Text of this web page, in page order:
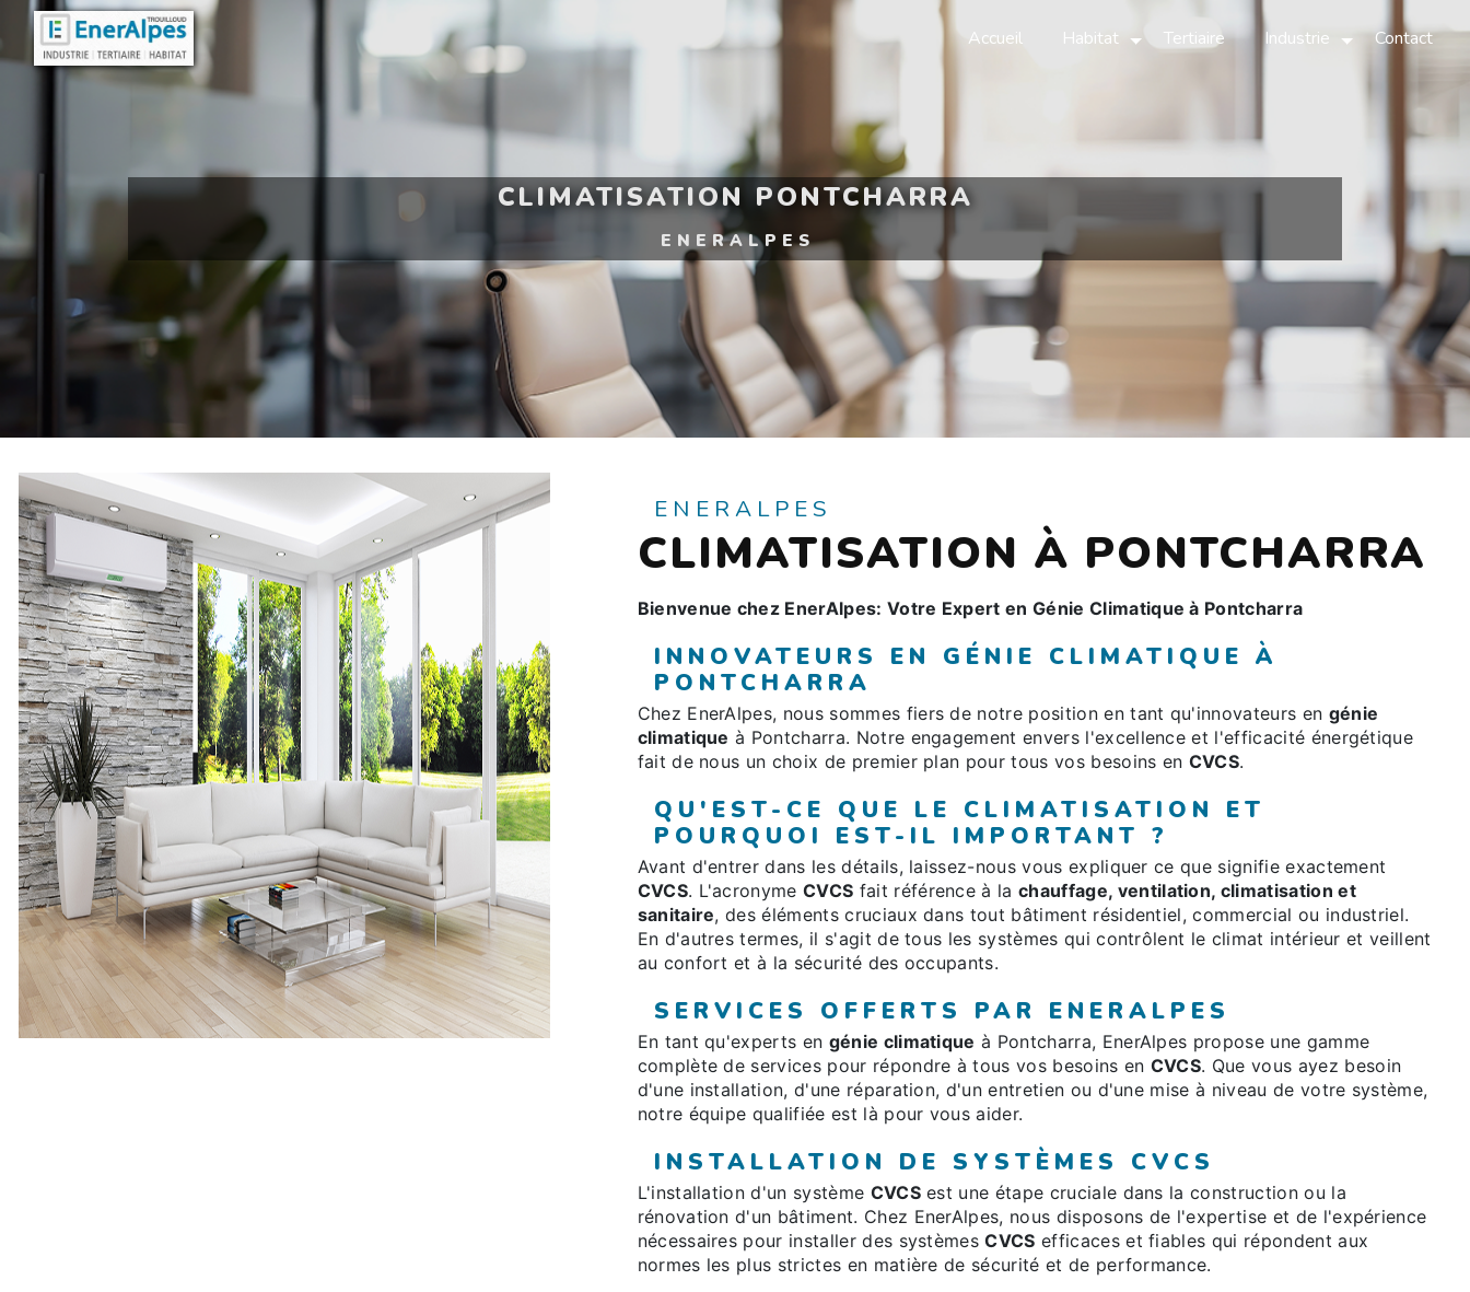
Accueil Habitat Tertiaire Industrie Contact
CLIMATISATION PONTCHARRA
ENERALPES
ENERALPES
CLIMATISATION À PONTCHARRA
Bienvenue chez EnerAlpes: Votre Expert en Génie Climatique à Pontcharra
INNOVATEURS EN GÉNIE CLIMATIQUE À
PONTCHARRA
Chez EnerAlpes, nous sommes fiers de notre position en tant qu'innovateurs en génie
climatique à Pontcharra. Notre engagement envers l'excellence et l'efficacité énergétique
fait de nous un choix de premier plan pour tous vos besoins en CVCS.
QU'EST-CE QUE LE CLIMATISATION ET
POURQUOI EST-IL IMPORTANT ?
Avant d'entrer dans les détails, laissez-nous vous expliquer ce que signifie exactement
CVCS. L'acronymeCVCS fait référence à lachauffage, ventilation, climatisation et
sanitaire, des éléments cruciaux dans tout bâtiment résidentiel, commercial ou industriel.
En d'autres termes, il s'agit de tous les systèmes qui contrôlent le climat intérieur et veillent
au confort et à la sécurité des occupants.
SERVICES OFFERTS PAR ENERALPES
En tant qu'experts en génie climatique à Pontcharra, EnerAlpes propose une gamme
complète de services pour répondre à tous vos besoins en CVCS. Que vous ayez besoin
d'une installation, d'une réparation, d'un entretien ou d'une mise à niveau de votre système,
notre équipe qualifiée est là pour vous aider.
INSTALLATION DE SYSTÈMES CVCS
L'installation d'un système CVCSest une étape cruciale dans la construction ou la
rénovation d'un bâtiment. Chez EnerAlpes, nous disposons de l'expertise et de l'expérience
nécessaires pour installer des systèmesCVCS efficaces et fiables qui répondent aux
normes les plus strictes en matière de sécurité et de performance.
Panneau de gestion des cookies